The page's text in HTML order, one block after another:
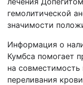
гемолитической
значимости
Информация о
Кумбса помогает
на
переливания